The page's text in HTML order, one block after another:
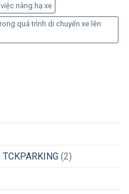
nâng hạ xe
quá trình di chuyển xe lên
(2)